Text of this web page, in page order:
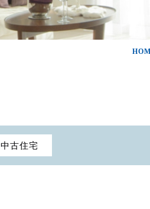
中古住宅